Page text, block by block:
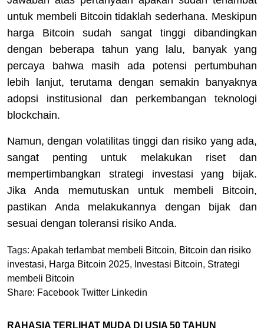
untuk membeli Bitcoin tidaklah sederhana. Meskipun
harga Bitcoin sudah sangat tinggi dibandingkan
dengan beberapa tahun yang lalu, banyak yang
percaya bahwa masih ada potensi pertumbuhan
lebih lanjut, terutama dengan semakin banyaknya
adopsi institusional dan perkembangan teknologi
blockchain.
Namun, dengan volatilitas tinggi dan risiko yang ada,
sangat penting untuk melakukan riset dan
mempertimbangkan strategi investasi yang bijak.
Jika Anda memutuskan untuk membeli Bitcoin,
pastikan Anda melakukannya dengan bijak dan
sesuai dengan toleransi risiko Anda.
Tags: Apakah terlambat membeli Bitcoin, Bitcoin dan risiko
investasi, Harga Bitcoin 2025, Investasi Bitcoin, Strategi
membeli Bitcoin
Share: Facebook Twitter Linkedin
RAHASIA TERLIHAT MUDA DI USIA 50 TAHUN